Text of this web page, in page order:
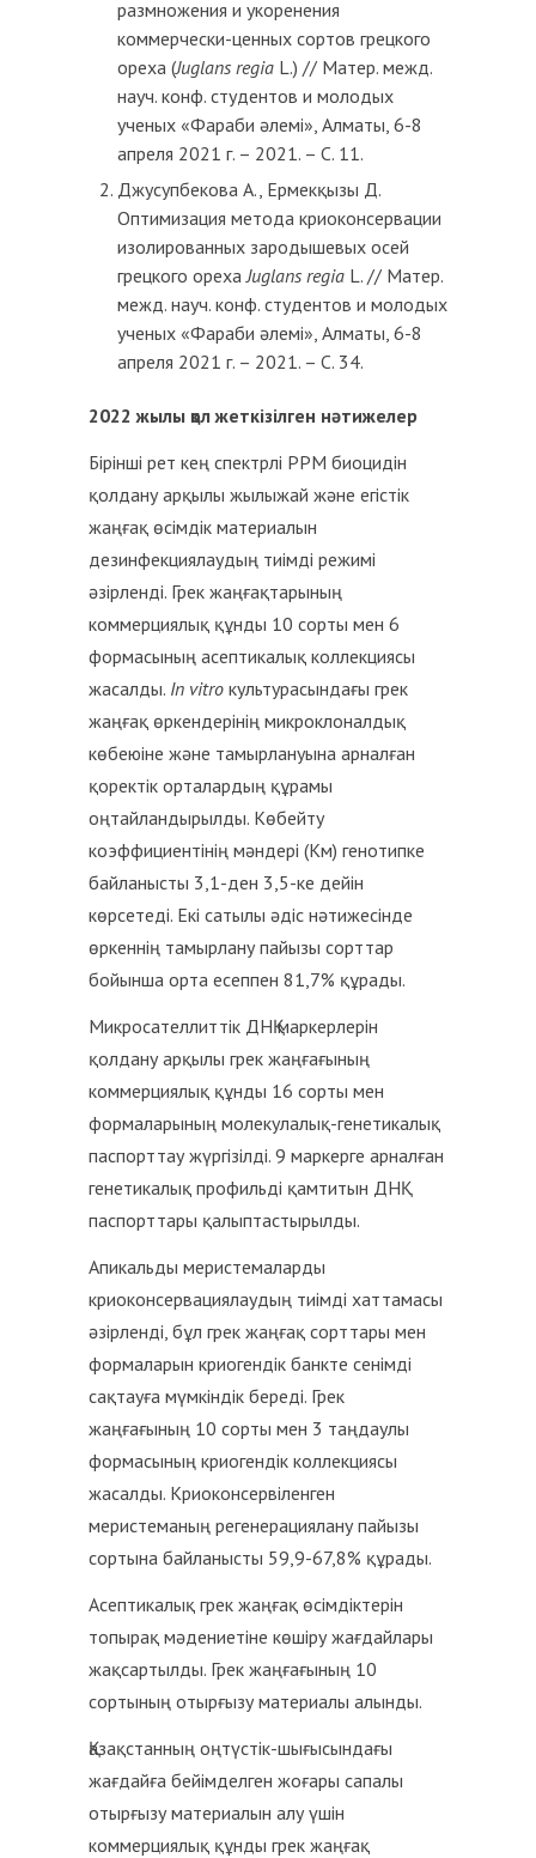
размножения и укоренения
коммерчески-ценных сортов грецкого
ореха (Juglans regia L.) // Матер. межд.
науч. конф. студентов и молодых
ученых «Фараби әлемі», Алматы, 6-8
апреля 2021 г. – 2021. – С. 11.
Джусупбекова А., Ермекқызы Д.
Оптимизация метода криоконсервации
изолированных зародышевых осей
грецкого орехаJuglans regia L. // Матер.
межд. науч. конф. студентов и молодых
ученых «Фараби әлемі», Алматы, 6-8
апреля 2021 г. – 2021. – С. 34.
2022 жылы қол жеткізілген нәтижелер
Бірінші рет кең спектрлі PPM биоцидін
қолдану арқылы жылыжай және егістік
жаңғақ өсімдік материалын
дезинфекциялаудың тиімді режимі
әзірленді. Грек жаңғақтарының
коммерциялық құнды 10 сорты мен 6
формасының асептикалық коллекциясы
жасалды. In vitro культурасындағы грек
жаңғақ өркендерінің микроклоналдық
көбеюіне және тамырлануына арналған
қоректік орталардың құрамы
оңтайландырылды. Көбейту
коэффициентінің мәндері (Kм) генотипке
байланысты 3,1-ден 3,5-ке дейін
көрсетеді. Екі сатылы әдіс нәтижесінде
өркеннің тамырлану пайызы сорттар
бойынша орта есеппен 81,7% құрады.
Микросателлиттік ДНҚ маркерлерін
қолдану арқылы грек жаңғағының
коммерциялық құнды 16 сорты мен
формаларының молекулалық-генетикалық
паспорттау жүргізілді. 9 маркерге арналған
генетикалық профильді қамтитын ДНҚ
паспорттары қалыптастырылды.
Апикальды меристемаларды
криоконсервациялаудың тиімді хаттамасы
әзірленді, бұл грек жаңғақ сорттары мен
формаларын криогендік банкте сенімді
сақтауға мүмкіндік береді. Грек
жаңғағының 10 сорты мен 3 таңдаулы
формасының криогендік коллекциясы
жасалды. Криоконсервіленген
меристеманың регенерациялану пайызы
сортына байланысты 59,9-67,8% құрады.
Асептикалық грек жаңғақ өсімдіктерін
топырақ мәдениетіне көшіру жағдайлары
жақсартылды. Грек жаңғағының 10
сортының отырғызу материалы алынды.
Қазақстанның оңтүстік-шығысындағы
жағдайға бейімделген жоғары сапалы
отырғызу материалын алу үшін
коммерциялық құнды грек жаңғақ